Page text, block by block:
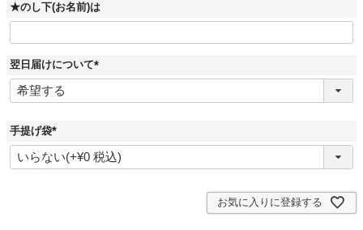
★のし下(お名前)は
翌日届けについて
(
須
手提げ袋
(
必
須
お気に入りに登録する